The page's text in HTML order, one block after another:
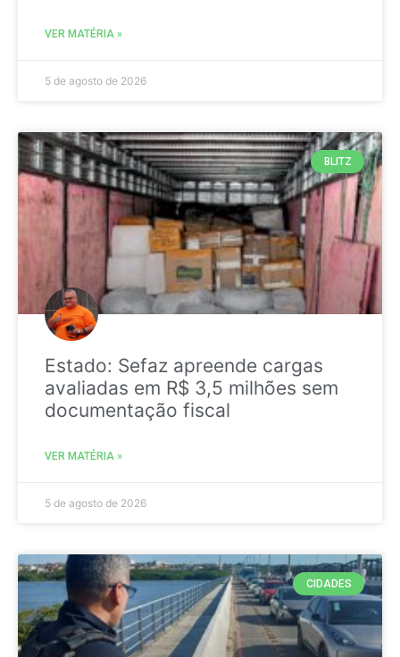
VER MATÉRIA »
5 de agosto de 2026
BLITZ
Estado: Sefaz apreende cargas
avaliadas em R$ 3,5 milhões sem
documentação fiscal
VER MATÉRIA »
5 de agosto de 2026
CIDADES